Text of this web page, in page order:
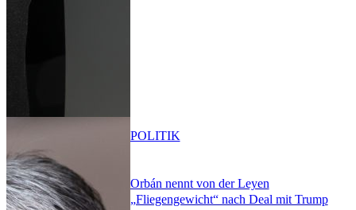
Orbán nennt von der Leyen
„Fliegengewicht“ nach Deal mit Trump
POLITIK